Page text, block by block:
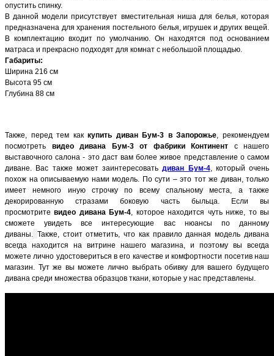
опустить спинку.
В данной модели присутствует вместительная ниша для белья, которая
предназначена для хранения постельного белья, игрушек и других вещей.
В комплектацию входит по умолчанию. Он находятся под основанием
матраса и прекрасно подходят для комнат с небольшой площадью.
Габариты:
Ширина 216 см
Высота 95 см
Глубина 88 см
Также, перед тем каккупить диван Бум-3 в Запорожье, рекомендуем
посмотреть видео дивана Бум-3 от фабрики Континент с нашего
выставочного салона - это даст вам более живое представление о самом
диване. Вас также может заинтересоватьдиван Бум-4, который очень
похож на описываемую нами модель. По сути – это тот же диван, только
имеет немного иную строчку по всему спальному места, а также
декорированную стразами боковую часть быльца. Если вы
просмотритевидео дивана Бум-4, которое находится чуть ниже, то вы
сможете увидеть все интересующие вас нюансы по данному
диваны. Также, стоит отметить, что как правило данная модель дивана
всегда находится на витрине нашего магазина, и поэтому вы всегда
можете лично удостовериться в его качестве и комфортности посетив наш
магазин. Тут же вы можете лично выбрать обивку для вашего будущего
дивана среди множества образцов ткани, которые у нас представлены.